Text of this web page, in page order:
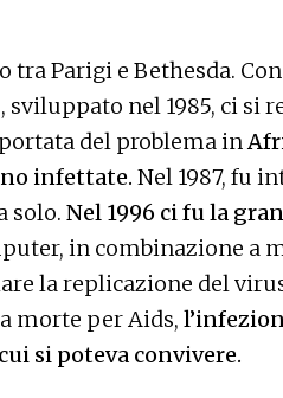
tra Parigi e Bethesda.
nel 1985, ci si
del problema in
infettate. Nel 1987, fu
solo. Nel 1996 ci fu la
in combinazione a
la replicazione del
morte per Aids,
si poteva convivere.